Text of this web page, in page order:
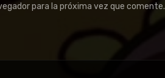
para la próxima vez que comente.